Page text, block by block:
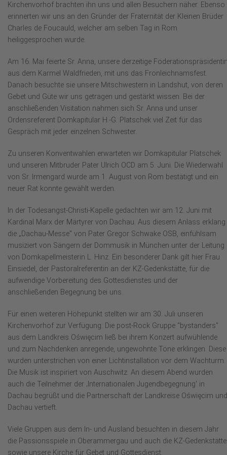
Kirchenvorhof brachten ihn uns und allen Besuchern näher. Ebenso
erinnerten wir uns an den Gründer der Fraternität der Kleinen Brüder
Charles de Foucauld, welcher am selben Tag in Rom
heiliggesprochen wurde.
Am 16. Mai feierte Sr. Anna, unsere derzeitige
aus dem Karmel Waldfrieden, mit uns das Fronleichnamsfest.
Danach besuchte sie unsere Mitschwestern in Landshut, von deren
Gebet und Güte wir uns getragen und gestärkt wissen. Bei der
anschließenden Visitation nahmen sich Sr. Anna und unser
Ordensreferent Domkapitular H.-G. Platschek viel Zeit für das
Gespräch mit jeder einzelnen Schwester.
Zu unseren Konventwahlen erwarteten wir Domkapitular Platschek
und unseren Mitbruder Pater Ulrich OCD am 5. Juni. Die Wiederwahl
von Sr. Irmengard wurde am 1. August von Rom bestätigt und ein
neuer Rat konnte gewählt werden.
In der Todesangst-Christi-Kapelle gedachten wir am 12. Juni mit
Kardinal Marx der Märtyrer von Dachau. Aus diesem Anlass erklang
die „Dachau-Messe" von Pater Gregor Schwake OSB, einfühlsam
musiziert von Sängern der Dommusik in München unter der Leitung
von Domkapellmeisterin L. Hinz. Ein besonderer Dank gilt hier Frau
Einsiedel, der Pastoralreferentin an der KZ-Gedenkstätte, für die
aufwendige Vorbereitung des Gottesdienstes und der
anschließenden Begegnung bei uns.
Für einen weiteren Höhepunkt stellten wir am 30. Juli unseren
Kirchenvorhof zur Verfügung: Die post-Rock Gruppe "bystanders"
aus dem Landkreis Oświęcim ließ bei ihrem Konzert aufwühlende
und zum Nachdenken anregende, ungewohnte Töne erklingen. Diese
wurden unterstrichen von einer Lichtinstallation vor dem Wachturm.
Die Musik ist inspiriert von Auschwitz. An diesem Abend wurden
auch die Teilnehmer der ‚Internationalen Jugendbegegnung' in
Dachau begrüßt und die Partnerschaft der Landkreise Oświęcim und
Dachau vertieft.
Viele Gruppen aus dem In- und Ausland besuchten in diesem Jahr
die Passionsspiele in Oberammergau und auch die KZ-Gedenkstätte
sowie unsere Kirche für Gebet und Gottesdienst.